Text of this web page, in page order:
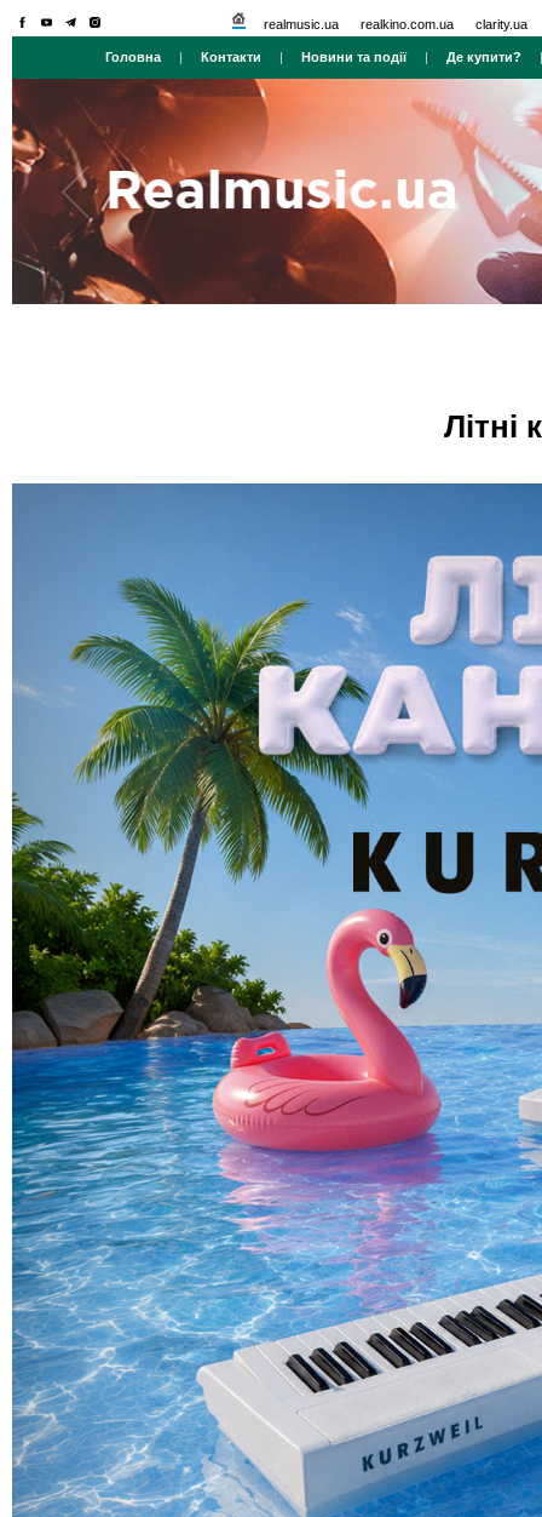
realmusic.ua realkino.com.ua clarity.ua
Головна | Контакти | Новини та події| Де купити?
Літні